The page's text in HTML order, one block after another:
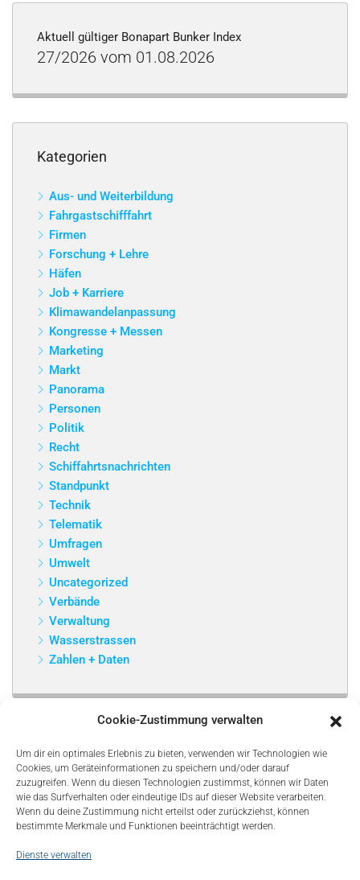
Cookie-Zustimmung verwalten
Um dir ein optimales Erlebnis zu bieten, verwenden wir Technologien wie
Cookies, um Geräteinformationen zu speichern und/oder darauf
zuzugreifen. Wenn du diesen Technologien zustimmst, können wir Daten
wie das Surfverhalten oder eindeutige IDs auf dieser Website verarbeiten.
Wenn du deine Zustimmung nicht erteilst oder zurückziehst, können
bestimmte Merkmale und Funktionen beeinträchtigt werden.
Dienste verwalten
Aktuell gültiger Bonapart Bunker Index
27/2026 vom 01.08.2026
Kategorien
Aus- und Weiterbildung
Fahrgastschifffahrt
Firmen
Forschung + Lehre
Häfen
Job + Karriere
Klimawandelanpassung
Kongresse + Messen
Marketing
Markt
Panorama
Personen
Politik
Recht
Schiffahrtsnachrichten
Standpunkt
Technik
Telematik
Umfragen
Umwelt
Uncategorized
Verbände
Verwaltung
Wasserstrassen
Zahlen + Daten